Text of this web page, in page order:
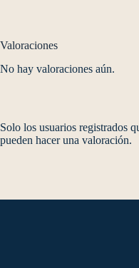
Valoraciones
No hay valoraciones aún.
Solo los usuarios registrados
pueden hacer una valoración.